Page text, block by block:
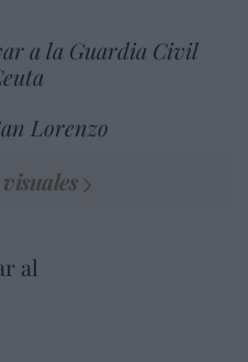
a la Guardia Civil
Lorenzo
al